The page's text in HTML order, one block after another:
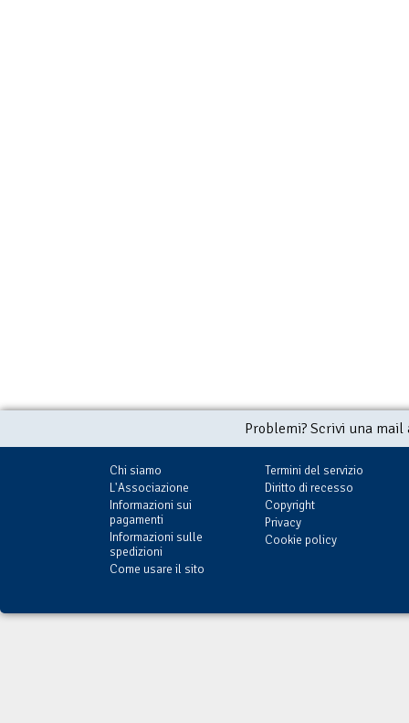
Problemi? Scrivi una
Chi siamo
L'Associazione
Informazioni sui
pagamenti
Informazioni sulle
spedizioni
Come usare il sito
Termini del servizio
Diritto di recesso
Copyright
Privacy
Cookie policy